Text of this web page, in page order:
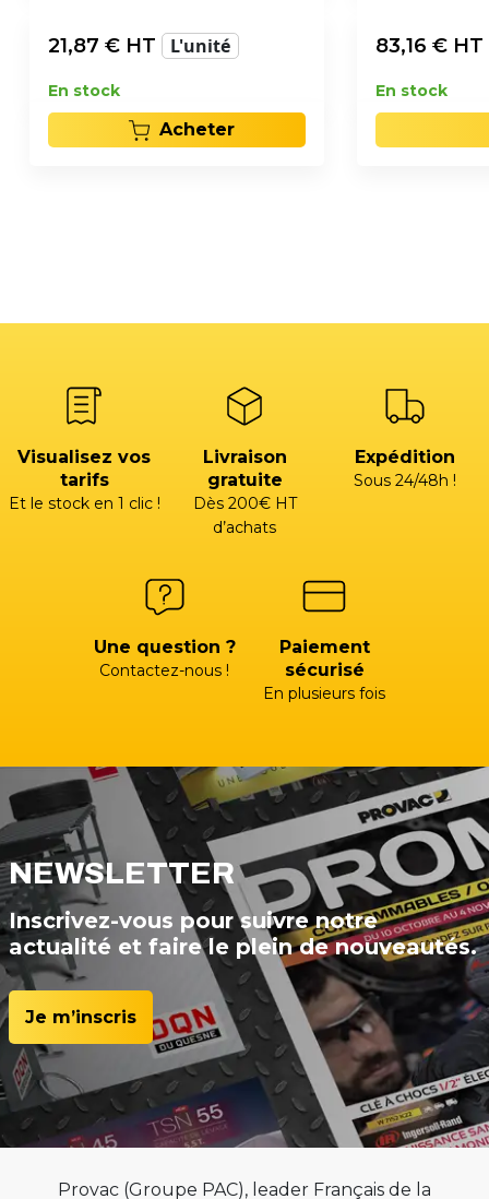
21,87 € HT L'unité
En stock
Acheter
83,16 € HT
En stock
Visualisez vos
tarifs
Et le stock en 1 clic !
Livraison
gratuite
Dès 200€ HT
d’achats
Expédition
Sous 24/48h !
Une question ?
Contactez-nous !
Paiement
sécurisé
En plusieurs fois
NEWSLETTER
Inscrivez-vous pour suivre notre
actualité et faire le plein de nouveautés.
Je m’inscris
Provac (Groupe PAC), leader Français de la